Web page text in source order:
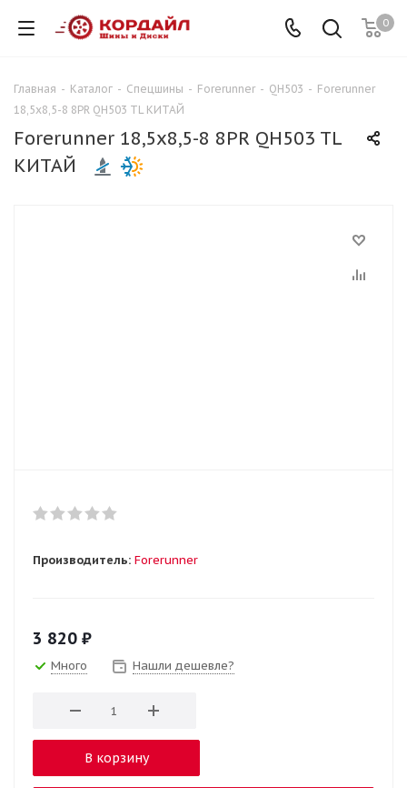
0
Главная - Каталог - Спецшины - Forerunner - QH503 - Forerunner
18,5x8,5-8 8PR QH503 TL КИТАЙ
Forerunner 18,5x8,5-8 8PR QH503 TL
КИТАЙ
Производитель: Forerunner
3 820 ₽
Много Нашли дешевле?
В корзину